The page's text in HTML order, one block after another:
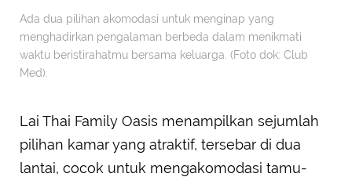
Ada dua pilihan akomodasi untuk menginap yang
menghadirkan pengalaman berbeda dalam menikmati
waktu beristirahatmu bersama keluarga. (Foto dok: Club
Med).
Lai Thai Family Oasis menampilkan sejumlah
pilihan kamar yang atraktif, tersebar di dua
lantai, cocok untuk mengakomodasi tamu-